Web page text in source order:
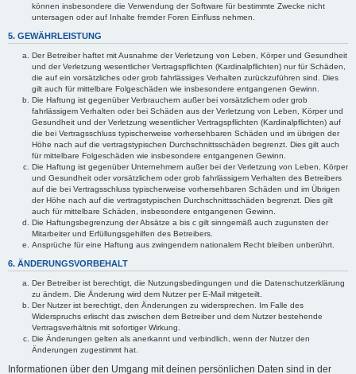
können insbesondere die Verwendung der Software für bestimmte Zwecke nicht
untersagen oder auf Inhalte fremder Foren Einfluss nehmen.
5. GEWÄHRLEISTUNG
Der Betreiber haftet mit Ausnahme der Verletzung von Leben, Körper und Gesundheit
und der Verletzung wesentlicher Vertragspflichten (Kardinalpflichten) nur für Schäden,
die auf ein vorsätzliches oder grob fahrlässiges Verhalten zurückzuführen sind. Dies
gilt auch für mittelbare Folgeschäden wie insbesondere entgangenen Gewinn.
Die Haftung ist gegenüber Verbrauchern außer bei vorsätzlichem oder grob
fahrlässigem Verhalten oder bei Schäden aus der Verletzung von Leben, Körper und
Gesundheit und der Verletzung wesentlicher Vertragspflichten (Kardinalpflichten) auf
die bei Vertragsschluss typischerweise vorhersehbaren Schäden und im übrigen der
Höhe nach auf die vertragstypischen Durchschnittsschäden begrenzt. Dies gilt auch
für mittelbare Folgeschäden wie insbesondere entgangenen Gewinn.
Die Haftung ist gegenüber Unternehmern außer bei der Verletzung von Leben, Körper
und Gesundheit oder vorsätzlichem oder grob fahrlässigem Verhalten des Betreibers
auf die bei Vertragsschluss typischerweise vorhersehbaren Schäden und im Übrigen
der Höhe nach auf die vertragstypischen Durchschnittsschäden begrenzt. Dies gilt
auch für mittelbare Schäden, insbesondere entgangenen Gewinn.
Die Haftungsbegrenzung der Absätze a bis c gilt sinngemäß auch zugunsten der
Mitarbeiter und Erfüllungsgehilfen des Betreibers.
Ansprüche für eine Haftung aus zwingendem nationalem Recht bleiben unberührt.
6. ÄNDERUNGSVORBEHALT
Der Betreiber ist berechtigt, die Nutzungsbedingungen und die Datenschutzerklärung
zu ändern. Die Änderung wird dem Nutzer per E-Mail mitgeteilt.
Der Nutzer ist berechtigt, den Änderungen zu widersprechen. Im Falle des
Widerspruchs erlischt das zwischen dem Betreiber und dem Nutzer bestehende
Vertragsverhältnis mit sofortiger Wirkung.
Die Änderungen gelten als anerkannt und verbindlich, wenn der Nutzer den
Änderungen zugestimmt hat.
Informationen über den Umgang mit deinen persönlichen Daten sind in der